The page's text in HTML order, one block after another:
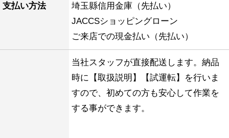
支払い方法
埼玉縣信用金庫（先払い）
JACCSショッピングローン
ご来店での現金払い（先払い）
当社スタッフが直接配送します。納品
時に【取扱説明】【試運転】を行いま
すので、初めての方も安心して作業を
する事ができます。